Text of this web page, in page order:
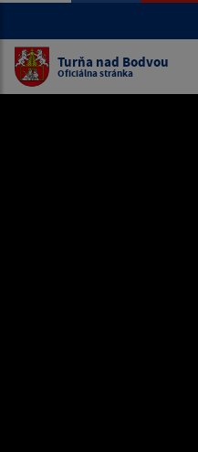
Turňa nad Bodvou
Oficiálna stránka